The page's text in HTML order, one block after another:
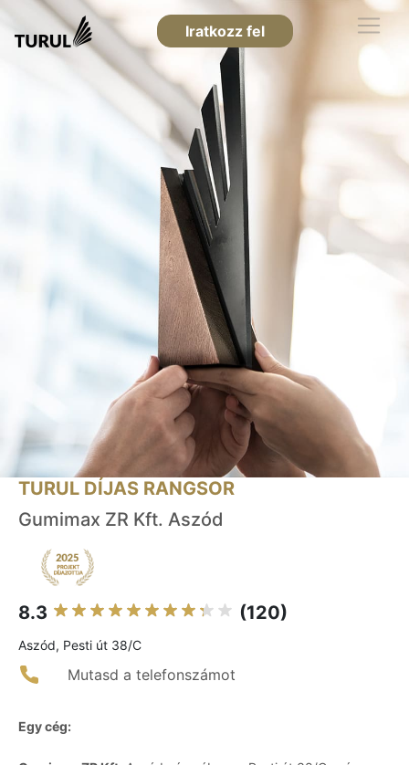
Iratkozz fel
TURUL DÍJAS RANGSOR
Gumimax ZR Kft. Aszód
8.3 (120)
Aszód, Pesti út 38/C
Mutasd a telefonszámot
Egy cég: